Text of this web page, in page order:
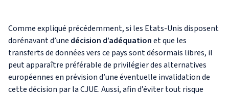
Comme expliqué précédemment, si les Etats-Unis disposent
dorénavant d’une décision d’adéquationet que les
transferts de données vers ce pays sont désormais libres, il
peut apparaître préférable de privilégier des alternatives
européennes en prévision d’une éventuelle invalidation de
cette décision par la CJUE. Aussi, afin d’éviter tout risque